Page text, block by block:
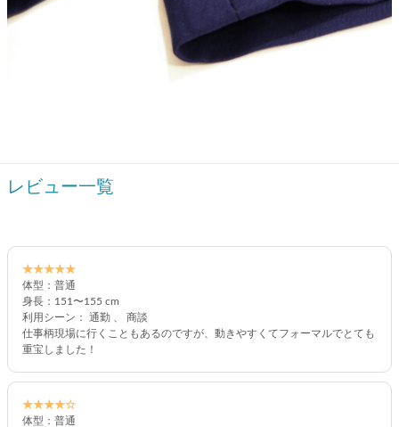
レビュー一覧
★★★★★
体型：普通
身長：151〜155 cm
利用シーン： 通勤 、 商談
仕事柄現場に行くこともあるのですが、動きやすくてフォーマルでとても
重宝しました！
★★★★☆
体型：普通